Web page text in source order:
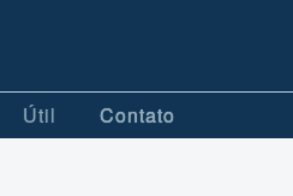
Útil Contato